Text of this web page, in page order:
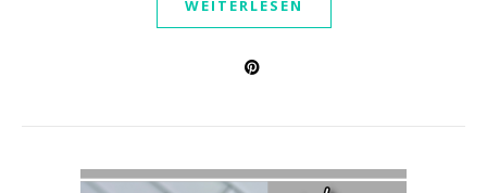
WEITERLESEN